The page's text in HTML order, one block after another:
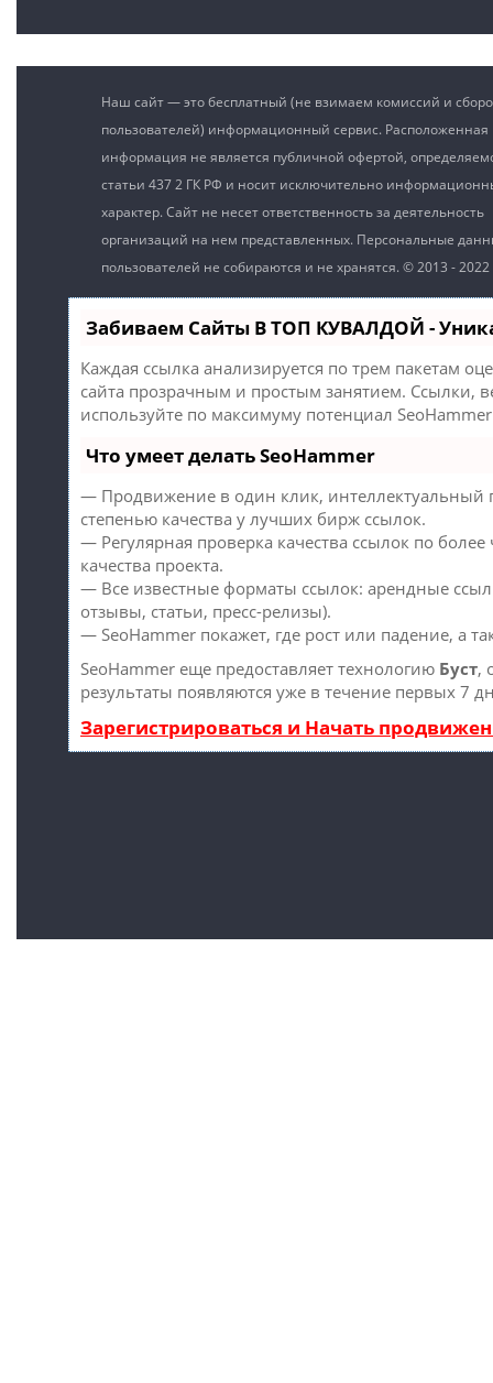
Наш сайт — это бесплатный (не взимаем комиссий и
пользователей) информационный сервис.
информация не является публичной офертой,
статьи 437 2 ГК РФ и носит исключительно
характер. Сайт не несет ответственность за деятельность
организаций на нем представленных. Персональные
пользователей не собираются и не хранятся. © 2013 - 2022
Забиваем Сайты В ТОП КУВАЛДОЙ -
Каждая ссылка анализируется по трем пакетам
сайта прозрачным и простым занятием. Ссылки,
используйте по максимуму потенциал
Что умеет делать SeoHammer
— Продвижение в один клик, интеллектуальный
степенью качества у лучших бирж ссылок.
— Регулярная проверка качества ссылок по
качества проекта.
— Все известные форматы ссылок: арендные
отзывы, статьи, пресс-релизы).
— SeoHammer покажет, где рост или падение, а
SeoHammer еще предоставляет технологию Буст,
результаты появляются уже в течение первых 7
Зарегистрироваться и Начать